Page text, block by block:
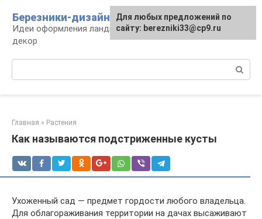
контенту
Березники-дизайн
Идеи оформления ландшафта, сооружения и
декор
Главная » Растения
Как называются подстриженные кусты
Ухоженный сад — предмет гордости любого владельца.
Для облагораживания территории на дачах высаживают
Для любых предложений по
сайту: berezniki33@cp9.ru